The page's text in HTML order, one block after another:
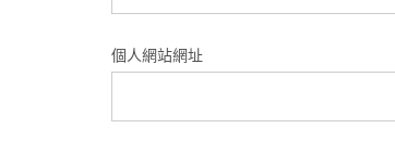
個人網站網址